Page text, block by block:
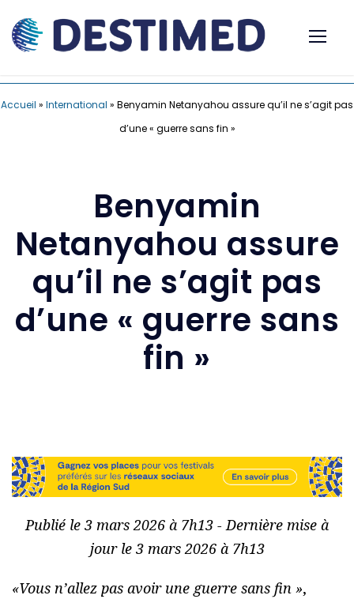
Accueil » International » Benyamin Netanyahou assure qu’il ne s’agit pas
d’une « guerre sans fin »
Benyamin
Netanyahou assure
qu’il ne s’agit pas
d’une « guerre sans
fin »
Publié le 3 mars 2026 à 7h13 - Dernière mise à
jour le 3 mars 2026 à 7h13
«Vous n’allez pas avoir une guerre sans fin »,